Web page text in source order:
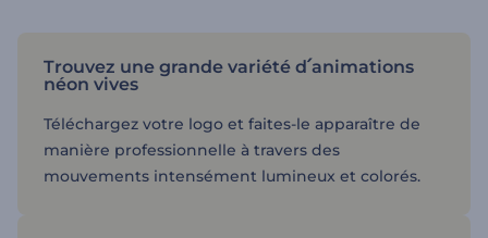
Trouvez une grande variété d՛animations
néon vives
Téléchargez votre logo et faites-le apparaître de
manière professionnelle à travers des
mouvements intensément lumineux et colorés.